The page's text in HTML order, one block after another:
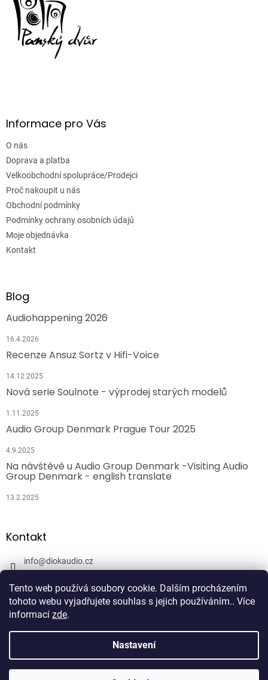
Tento web používá soubory cookie. Dalším procházením
tohoto webu vyjadřujete souhlas s jejich používáním.. Více
informací zde.
Nastavení
Informace pro Vás
O nás
Doprava a platba
Velkoobchodní spolupráce/Prodejci
Proč nakoupit u nás
Obchodní podmínky
Podmínky ochrany osobních údajů
Moje objednávka
Kontakt
Blog
Audiohappening 2026
16.4.2026
Recenze Ansuz Sortz v Hifi-Voice
14.12.2025
Nová serie Soulnote - výprodej starých modelů
1.11.2025
Audio Group Denmark Prague Tour 2025
4.9.2025
Na návštěvě u Audio Group Denmark -Visiting Audio
Group Denmark - english translate
13.2.2025
Kontakt
info@diokaudio.cz
DiokAudio.cz - Hifi Studio Pánský Dvůr
Vytvořil Shoptet